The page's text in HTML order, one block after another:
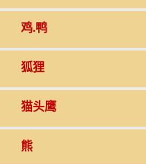
鸡.鸭
狐狸
猫头鹰
熊